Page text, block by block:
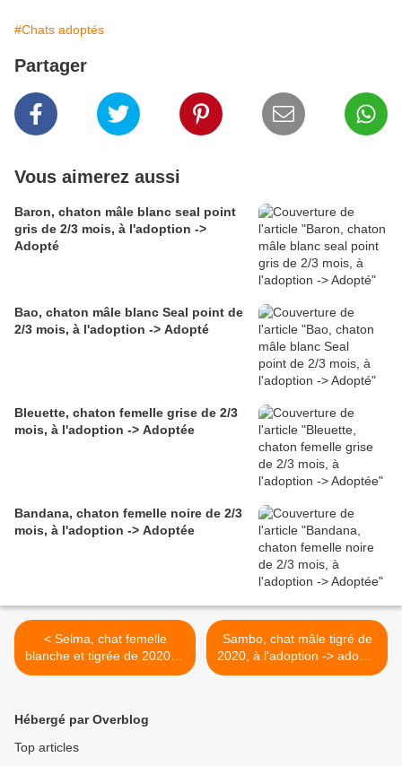
#Chats adoptés
Partager
Vous aimerez aussi
Baron, chaton mâle blanc seal point
gris de 2/3 mois, à l'adoption ->
Adopté
Bao, chaton mâle blanc Seal point de
2/3 mois, à l'adoption -> Adopté
Bleuette, chaton femelle grise de 2/3
mois, à l'adoption -> Adoptée
Bandana, chaton femelle noire de 2/3
mois, à l'adoption -> Adoptée
< Selma, chat femelle
blanche et tigrée de 2020, à
l'adoption -> adoptée
Sambo, chat mâle tigré de
2020, à l'adoption -> adopté
>
Hébergé par Overblog
Top articles